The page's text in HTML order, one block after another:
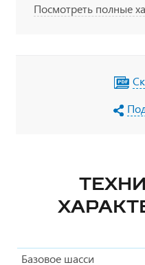
Посмотреть полные
Базовое шасси